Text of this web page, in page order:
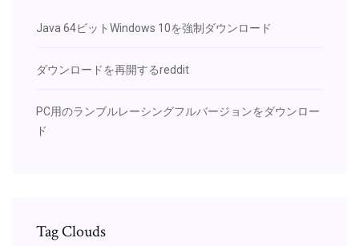
Java 64ビットWindows 10を強制ダウンロード
ダウンロードを再開するreddit
PC用のランブルレーシングフルバージョンをダウンロー
ド
Tag Clouds